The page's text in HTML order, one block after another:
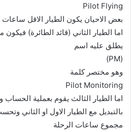
Pilot Flying
بعض الاحيان يكون الطيار الاقل ساعات
اما الطيار الثاني (قائد الطائرة)
يطلق عليه اسم
(PM)
وهو مختصر كلمة
Pilot Monitoring
اما الطيار الثالث يقوم بعملية الحساب
بالتبديل مع الطيار الاول او الثاني
مجموع ساعات الرحلة